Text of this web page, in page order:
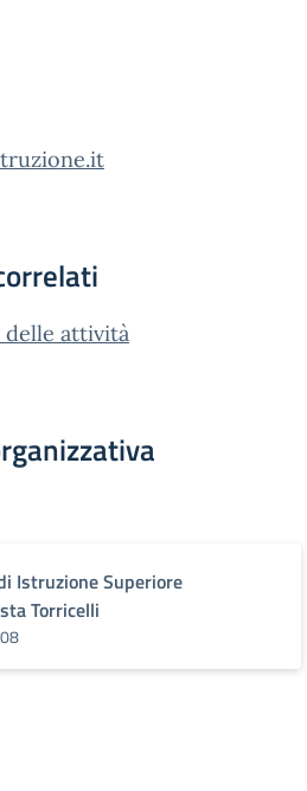
delle attività
Istruzione Superiore
Torricelli